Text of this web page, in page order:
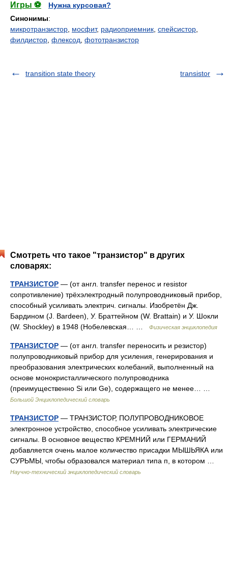
Игры ⚽
Нужна курсовая?
Синонимы:
микротранзистор мосфит, радиоприемник спейсистор
филдистор флексод фототранзистор
transition state theory transistor
Смотреть что такое "транзистор" в других
словарях:
ТРАНЗИСТОР — (от англ. transfer перенос и resistor
сопротивление) трёхэлектродный полупроводниковый прибор,
способный усиливать электрич. сигналы. Изобретён Дж.
Бардином (J. Bardeen), У. Браттейном (W. Brattain) и У. Шокли
(W. Shockley) в 1948 (Нобелевская… …
Физическая энциклопедия
ТРАНЗИСТОР — (от англ. transfеr переносить и резистор)
полупроводниковый прибор для усиления, генерирования и
преобразования электрических колебаний, выполненный на
основе монокристаллического полупроводника
(преимущественно Si или Ge), содержащего не менее… …
Большой Энциклопедический словарь
ТРАНЗИСТОР — ТРАНЗИСТОР, ПОЛУПРОВОДНИКОВОЕ
электронное устройство, способное усиливать электрические
сигналы. В основное вещество КРЕМНИЙ или ГЕРМАНИЙ
добавляется очень малое количество присадки МЫШЬЯКА или
СУРЬМЫ, чтобы образовался материал типа п, в котором …
Научно-технический энциклопедический словарь